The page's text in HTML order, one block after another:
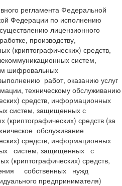
регламента Федеральной
Федерации по исполнению
лицензионного
производству,
(криптографических) средств,
систем,
шифровальных
работ, оказанию услуг
техническому обслуживанию
средств, информационных
систем, защищенных с
средств (за
обслуживание
средств, информационных
систем, защищенных с
(криптографических) средств,
собственных нужд
предпринимателя)